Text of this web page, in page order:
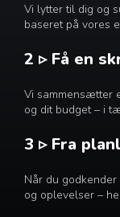
Vi lytter til dig og
baseret på vores
2 ▹ Få en
Vi sammensætter
og dit budget – i
3 ▹ Fra
Når du
og oplevelser –